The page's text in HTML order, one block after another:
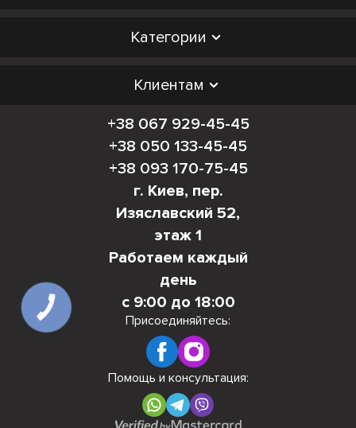
Категории
Клиентам
+38 067 929-45-45
+38 050 133-45-45
+38 093 170-75-45
г. Киев, пер.
Изяславский 52,
этаж 1
Работаем каждый
день
с 9:00 до 18:00
Присоединяйтесь:
Помощь и консультация:
КНОПКА
СВЯЗИ